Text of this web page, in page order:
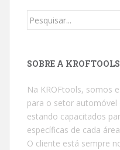
Procurar por:
SOBRE A KROFTOOLS
Na KROFtools, somos
para o setor automóvel
estando capacitados
específicas de cada
O cliente está sempre